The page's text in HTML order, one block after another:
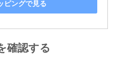
ピングで見る
確認する